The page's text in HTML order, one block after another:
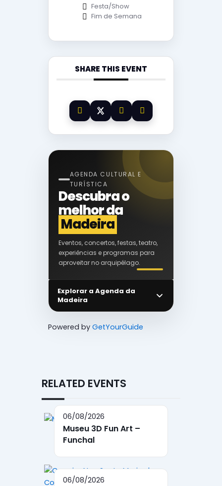
Festa/Show
Fim de Semana
SHARE THIS EVENT
AGENDA CULTURAL E
TURÍSTICA
Descubra o
melhor da
Madeira
Eventos, concertos, festas, teatro,
experiências e programas para
aproveitar no arquipélago.
Explorar a Agenda da
Madeira
Powered by GetYourGuide
RELATED EVENTS
06/08/2026
Museu 3D Fun Art –
Funchal
06/08/2026